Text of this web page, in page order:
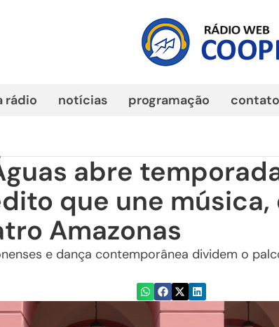
rádio notícias programação contato
abre
que une música,
Amazonas
e dança contemporânea dividem o